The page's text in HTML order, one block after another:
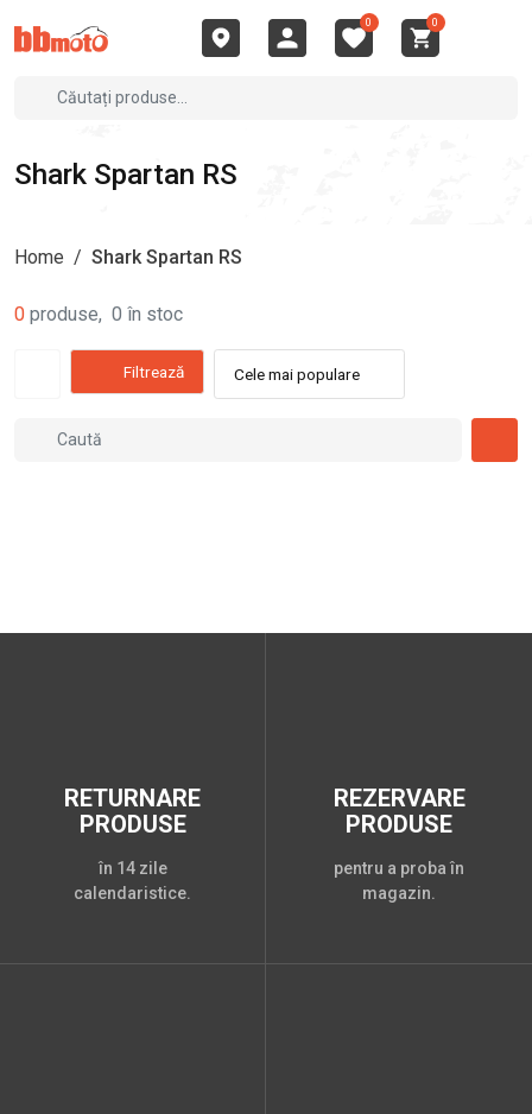
0 0
Shark Spartan RS
Home / Shark Spartan RS
0 produse, 0 în stoc
Filtrează Cele mai populare
RETURNARE
PRODUSE
în 14 zile
calendaristice.
REZERVARE
PRODUSE
pentru a proba în
magazin.